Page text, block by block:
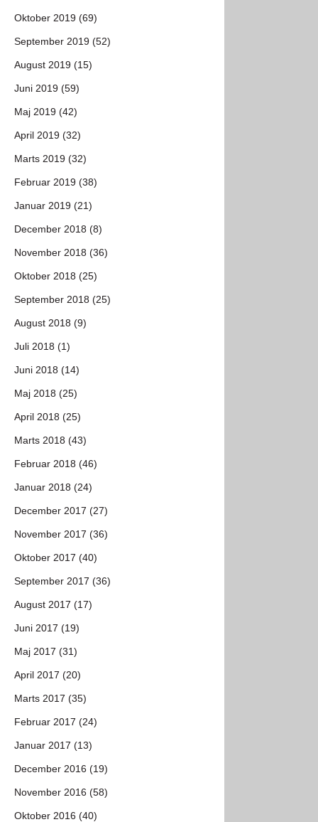
Oktober 2019 (69)
September 2019 (52)
August 2019 (15)
Juni 2019 (59)
Maj 2019 (42)
April 2019 (32)
Marts 2019 (32)
Februar 2019 (38)
Januar 2019 (21)
December 2018 (8)
November 2018 (36)
Oktober 2018 (25)
September 2018 (25)
August 2018 (9)
Juli 2018 (1)
Juni 2018 (14)
Maj 2018 (25)
April 2018 (25)
Marts 2018 (43)
Februar 2018 (46)
Januar 2018 (24)
December 2017 (27)
November 2017 (36)
Oktober 2017 (40)
September 2017 (36)
August 2017 (17)
Juni 2017 (19)
Maj 2017 (31)
April 2017 (20)
Marts 2017 (35)
Februar 2017 (24)
Januar 2017 (13)
December 2016 (19)
November 2016 (58)
Oktober 2016 (40)